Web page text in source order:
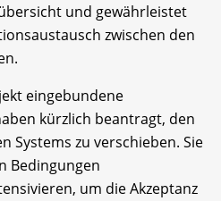
und gewährleistet
zwischen den
eingebundene
kürzlich beantragt, den
Systems zu verschieben. Sie
Bedingungen
um die Akzeptanz